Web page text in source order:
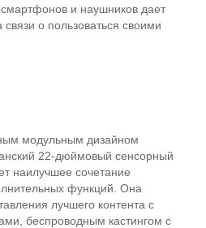
и наушников дает
о пользоваться своими
модульным дизайном
22-дюймовый сенсорный
наилучшее сочетание
функций. Она
лучшего контента с
беспроводным кастингом с